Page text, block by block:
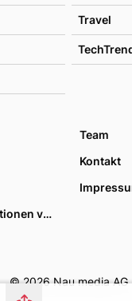
Travel
Team
Kontakt
Datenschutzoptionen verwalten
© 2026 Nau media AG